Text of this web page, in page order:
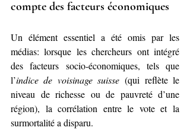
compte des facteurs économiques
Un élément essentiel a été omis par les
médias: lorsque les chercheurs ont intégré
des facteurs socio-économiques, tels que
l’indice de voisinage suisse (qui reflète le
niveau de richesse ou de pauvreté d’une
région), la corrélation entre le vote et la
surmortalité a disparu.